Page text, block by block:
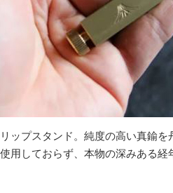
ップスタンド。純度の高い真鍮を
用しておらず、本物の深みある経